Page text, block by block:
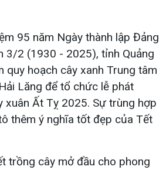
95 năm Ngày thành lập Đảng
3/2 (1930 - 2025), tỉnh Quảng
quy hoạch cây xanh Trung tâm
Lăng để tổ chức lễ phát
xuân Ất Tỵ 2025. Sự trùng hợp
thêm ý nghĩa tốt đẹp của Tết
trồng cây mở đầu cho phong